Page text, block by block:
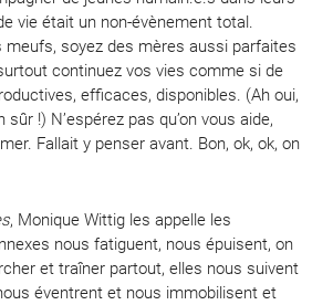
vie était un non-évènement total.
meufs, soyez des mères aussi parfaites
continuez vos vies comme si de
efficaces, disponibles. (Ah oui,
!) N’espérez pas qu’on vous aide,
Fallait y penser avant. Bon, ok, ok, on
, Monique Wittig les appelle les
nous fatiguent, nous épuisent, on
et traîner partout, elles nous suivent
éventrent et nous immobilisent et